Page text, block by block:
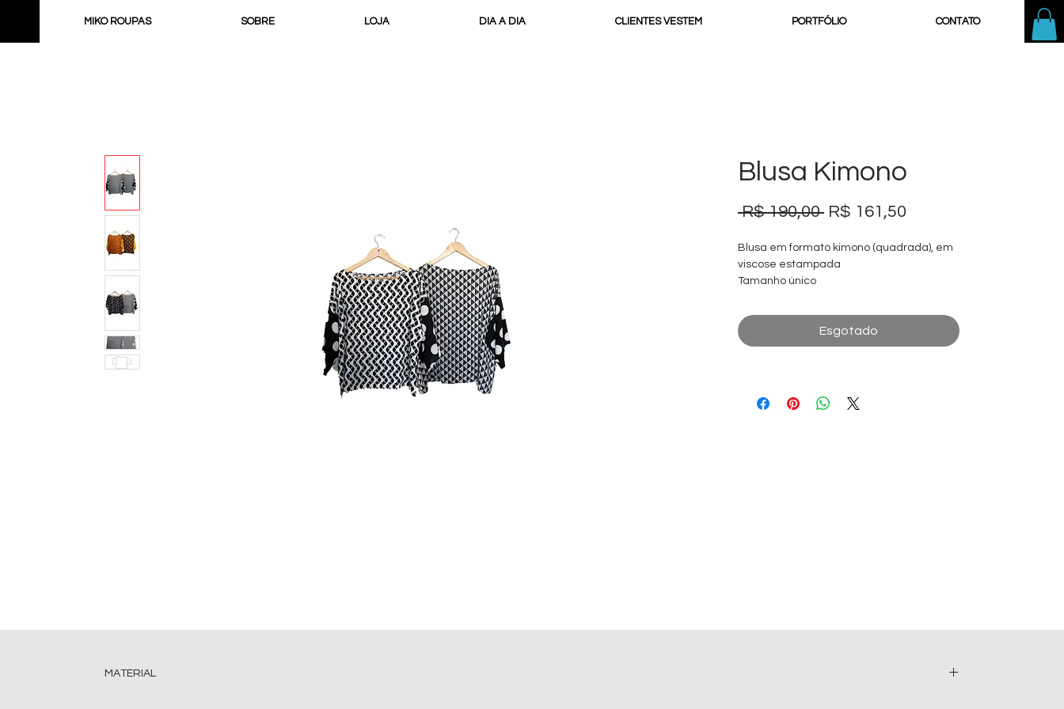
MIKO ROUPAS SOBRE LOJA DIA A DIA CLIENTES VESTEM PORTFÓLIO CONTATO
Blusa Kimono
R$ 190,00 Preço
R$ 161,50
Blusa em formato kimono (quadrada), em
viscose estampada
Tamanho único
Esgotado
MATERIAL